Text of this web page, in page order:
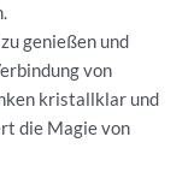
genießen und
von
kristallklar und
die Magie von